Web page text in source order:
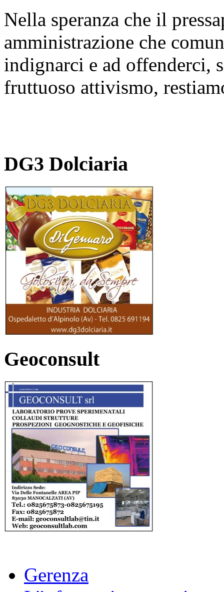
Nella speranza che il
amministrazione che
indignarci e ad offenderci,
fruttuoso attivismo,
DG3 Dolciaria
Geoconsult
Gerenza